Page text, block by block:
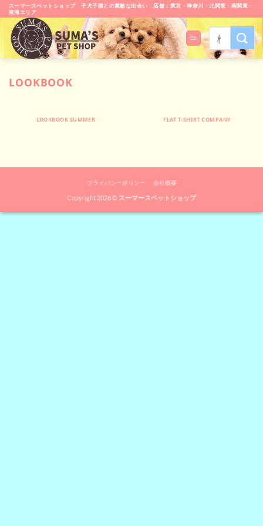
Skip
to
content
スーマースぺットショップ 子犬子猫との素敵な出会い 店舗：東京・神奈川・北関東・南関東・
東海エリア
検
索
対
象:
LOOKBOOK
LOOKBOOK SUMMER FLAT T-SHIRT COMPANY
プライバシーポリシー 会社概要
Copyright 2026 © スーマースペットショップ